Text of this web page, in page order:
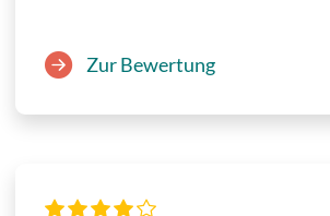
Zur Bewertung